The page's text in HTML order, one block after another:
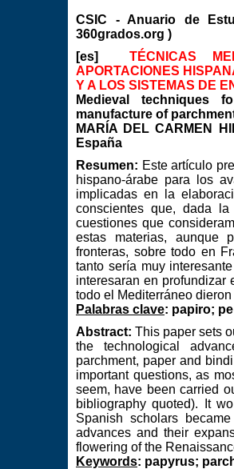
CSIC - Anuario de
360grados.org )
[es]
TÉCNICAS
APORTACIONES
Y A LOS SISTEMAS DE
Medieval techniques
manufacture of
MARÍA DEL CARMEN
España
Resumen: Este artículo
hispano-árabe para los
implicadas en la
conscientes que, dada
cuestiones que
estas materias, aunque
fronteras, sobre todo en
tanto sería muy
interesaran en profundizar
todo el Mediterráneo
Palabras clave: papiro;
Abstract: This paper sets
the technological
parchment, paper and
important questions, as
seem, have been carried
bibliography quoted). It
Spanish scholars
advances and their
flowering of the
Keywords: papyrus;